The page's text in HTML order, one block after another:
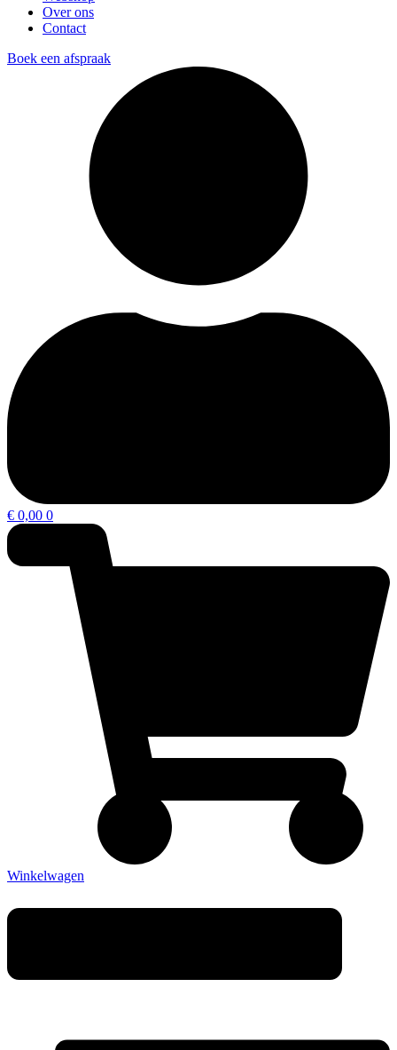
Over ons
Contact
Boek een afspraak
€ 0,00 0
Winkelwagen